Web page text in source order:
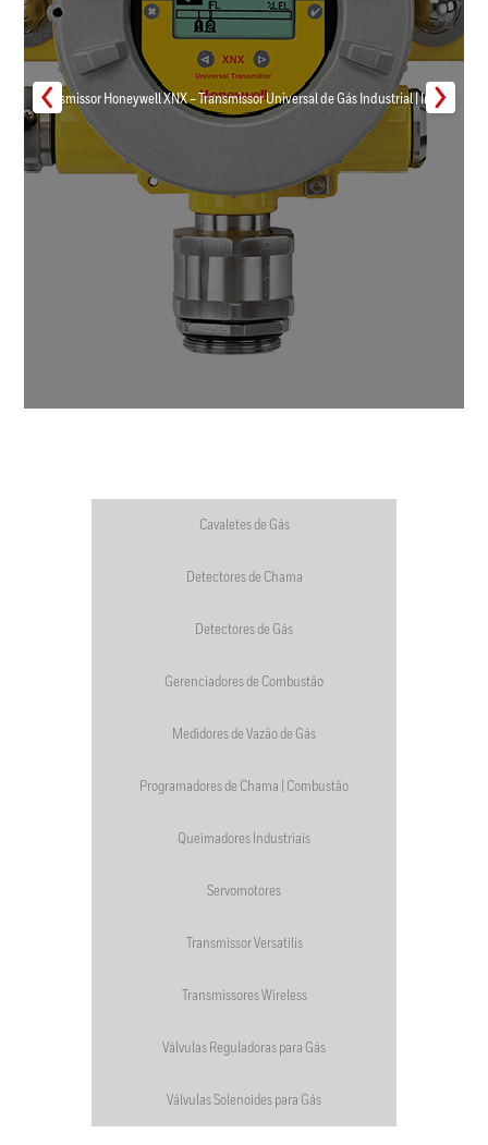
Transmissor Honeywell XNX – Transmissor Universal de Gás Industrial | Inmar
Cavaletes de Gás
Detectores de Chama
Detectores de Gás
Gerenciadores de Combustão
Medidores de Vazão de Gás
Programadores de Chama | Combustão
Queimadores Industriais
Servomotores
Transmissor Versatilis
Transmissores Wireless
Válvulas Reguladoras para Gás
Válvulas Solenoides para Gás